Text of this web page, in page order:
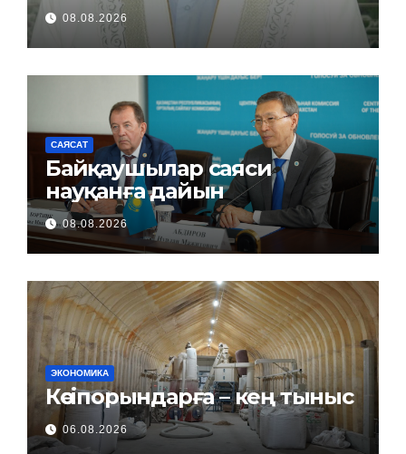
08.08.2026
САЯСАТ
Байқаушылар саяси
науқанға дайын
08.08.2026
ЭКОНОМИКА
Кәсіпорындарға – кең тыныс
06.08.2026